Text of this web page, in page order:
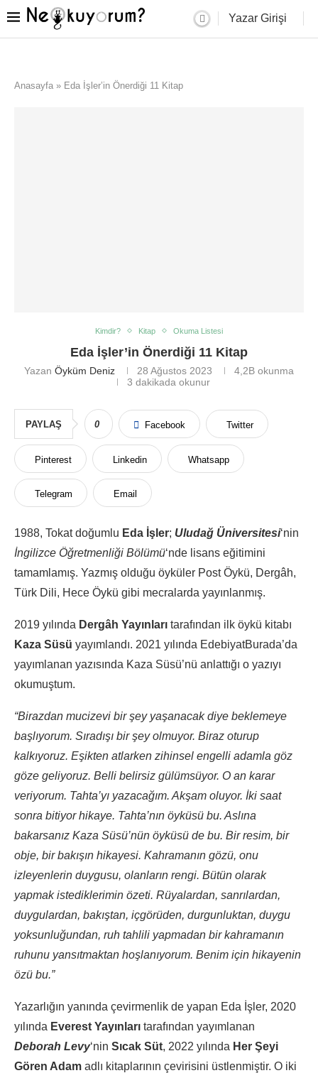
Yazar Girişi
Anasayfa » Eda İşler’in Önerdiği 11 Kitap
Kimdir? Kitap Okuma Listesi
Eda İşler’in Önerdiği 11 Kitap
Yazan Öyküm Deniz 28 Ağustos 2023 4,2B okunma
3 dakikada okunur
PAYLAŞ 0 Facebook Twitter
Pinterest Linkedin Whatsapp
Telegram Email
1988, Tokat doğumlu Eda İşler; Uludağ Üniversitesi‘nin
İngilizce Öğretmenliği Bölümü‘nde lisans eğitimini
tamamlamış. Yazmış olduğu öyküler Post Öykü, Dergâh,
Türk Dili, Hece Öykü gibi mecralarda yayınlanmış.
2019 yılında Dergâh Yayınları tarafından ilk öykü kitabı
Kaza Süsü yayımlandı. 2021 yılında EdebiyatBurada’da
yayımlanan yazısında Kaza Süsü’nü anlattığı o yazıyı
okumuştum.
“Birazdan mucizevi bir şey yaşanacak diye beklemeye
başlıyorum. Sıradışı bir şey olmuyor. Biraz oturup
kalkıyoruz. Eşikten atlarken zihinsel engelli adamla göz
göze geliyoruz. Belli belirsiz gülümsüyor. O an karar
veriyorum. Tahta’yı yazacağım. Akşam oluyor. İki saat
sonra bitiyor hikaye. Tahta’nın öyküsü bu. Aslına
bakarsanız Kaza Süsü’nün öyküsü de bu. Bir resim, bir
obje, bir bakışın hikayesi. Kahramanın gözü, onu
izleyenlerin duygusu, olanların rengi. Bütün olarak
yapmak istediklerimin özeti. Rüyalardan, sanrılardan,
duygulardan, bakıştan, içgörüden, durgunluktan, duygu
yoksunluğundan, ruh tahlili yapmadan bir kahramanın
ruhunu yansıtmaktan hoşlanıyorum. Benim için hikayenin
özü bu.”
Yazarlığın yanında çevirmenlik de yapan Eda İşler, 2020
yılında Everest Yayınları tarafından yayımlanan
Deborah Levy‘nin Sıcak Süt, 2022 yılında Her Şeyi
Gören Adam adlı kitaplarının çevirisini üstlenmiştir. O iki